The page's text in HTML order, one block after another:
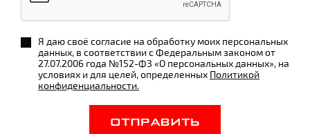
Я даю своё согласие на обработку моих персональных
данных, в соответствии с Федеральным законом от
27.07.2006 года №152-ФЗ «О персональных данных», на
условиях и для целей, определенных Политикой
конфиденциальности.
ОТПРАВИТЬ